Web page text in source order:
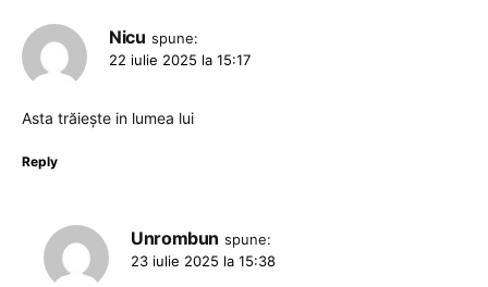
Nicu spune:
22 iulie 2025 la 15:17
Asta trăiește in lumea lui
Reply
Unrombun spune:
23 iulie 2025 la 15:38